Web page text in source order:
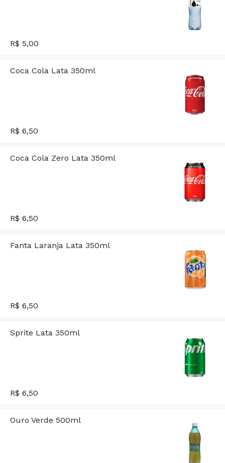
R$ 5,00
Coca Cola Lata 350ml
R$ 6,50
Coca Cola Zero Lata 350ml
R$ 6,50
Fanta Laranja Lata 350ml
R$ 6,50
Sprite Lata 350ml
R$ 6,50
Ouro Verde 500ml